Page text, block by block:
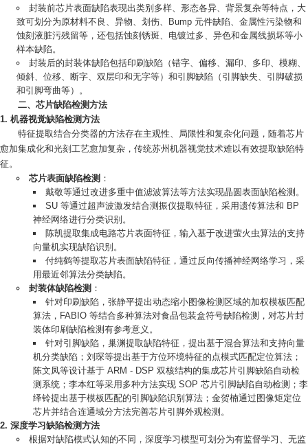
封装前芯片表面缺陷表现出类别多样、形态各异、背景复杂等特点，大
致可划分为原材料不良、异物、划伤、Bump 元件缺陷、金属性污染物和
蚀刻液脏污残留等，还包括蚀刻锈斑、电镀过多、异色和金属线损坏等小
样本缺陷。
封装后的封装体缺陷包括印刷缺陷（错字、偏移、漏印、多印、模糊、
倾斜、位移、断字、双层印和无字等）和引脚缺陷（引脚缺失、引脚破损
和引脚弯曲等）。
二、芯片缺陷检测方法
机器视觉缺陷检测方法
特征提取结合分类器的方法存在主观性、局限性和复杂化问题，随着芯片
愈加集成化和光刻工艺愈加复杂，传统苏州机器视觉技术难以有效提取缺陷特
征。
芯片表面缺陷检测 ：
戴敬等通过改进多重中值滤波算法等方法实现晶圆表面缺陷检测。
SU 等通过超声波激发结合测振仪提取特征，采用遗传算法和 BP
神经网络进行分类识别。
陈凯提取集成电路芯片表面特征，输入基于改进萤火虫算法的支持
向量机实现缺陷识别。
付纯鹤等提取芯片表面缺陷特征，通过反向传播神经网络学习，采
用最近邻算法分类缺陷。
封装体缺陷检测 ：
针对印刷缺陷，张静平提出动态缩小图像检测区域的加权模板匹配
算法，FABIO 等结合多种算法对食品包装盒符号缺陷检测，对芯片封
装体印刷缺陷检测有参考意义。
针对引脚缺陷，巢渊提取缺陷特征，提出基于混合算法和支持向量
机分类缺陷；刘琛等提出基于方位环境特征的点模式匹配定位算法；
陈文凤等设计基于 ARM - DSP 双核结构的集成芯片引脚缺陷自动检
测系统；李本红等采用多种方法实现 SOP 芯片引脚缺陷自动检测；李
绎铃提出基于模板匹配的引脚缺陷识别算法；金贺楠通过图像矩定位
芯片并结合连通域分方法完善芯片引脚外观检测。
深度学习缺陷检测方法
根据对缺陷模式认知的不同，深度学习模型可划分为有监督学习、无监